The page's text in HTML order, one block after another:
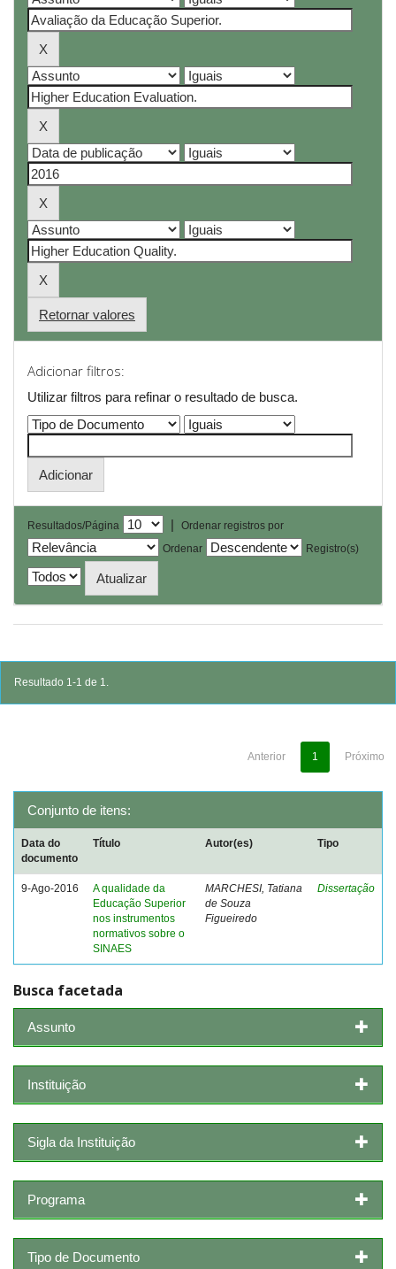
Retornar valores
Adicionar filtros:
Utilizar filtros para refinar o resultado de busca.
Resultados/Página |
Ordenar registros por
Ordenar
Registro(s)
Resultado 1-1 de 1.
Anterior 1 Próximo
Conjunto de itens:
Data do
documento
Título Autor(es) Tipo
9-Ago-2016
A qualidade da
Educação Superior
nos instrumentos
normativos sobre o
SINAES
MARCHESI, Tatiana
de Souza
Figueiredo
Dissertação
Busca facetada
Assunto
Instituição
Sigla da Instituição
Programa
Tipo de Documento